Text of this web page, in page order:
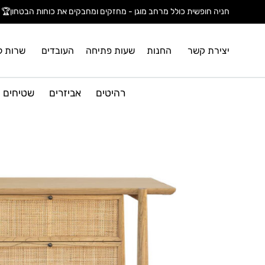
חניה חופשית כולל מרחב מוגן - מחזקים ומחבקים את כוחות הבטחון🏆
יצירת קשר החנות שעות פתיחה העובדים שרות
רהיטים אביזרים שטיחים